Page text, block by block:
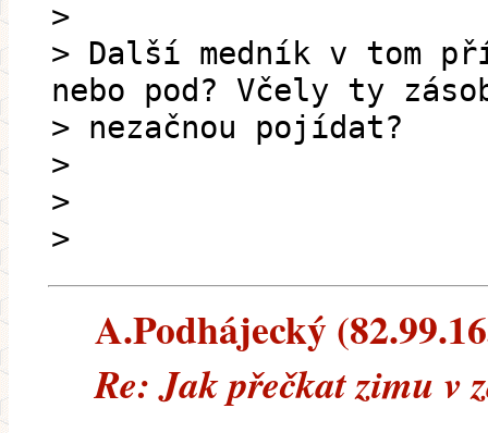
>
> Další medník v tom
nebo pod? Včely ty
> nezačnou pojídat?
>
>
>
A.Podhájecký
Re: Jak přečkat zimu v